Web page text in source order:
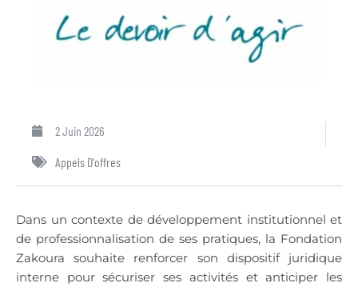
2 Juin 2026
Appels D'offres
Dans un contexte de développement institutionnel et
de professionnalisation de ses pratiques, la Fondation
Zakoura souhaite renforcer son dispositif juridique
interne pour sécuriser ses activités et anticiper les